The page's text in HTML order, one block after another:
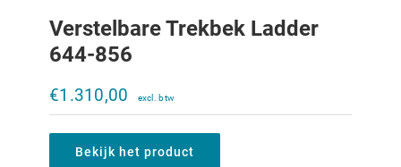
Verstelbare Trekbek Ladder
644-856
€1.310,00
Bekijk het product
€800,00